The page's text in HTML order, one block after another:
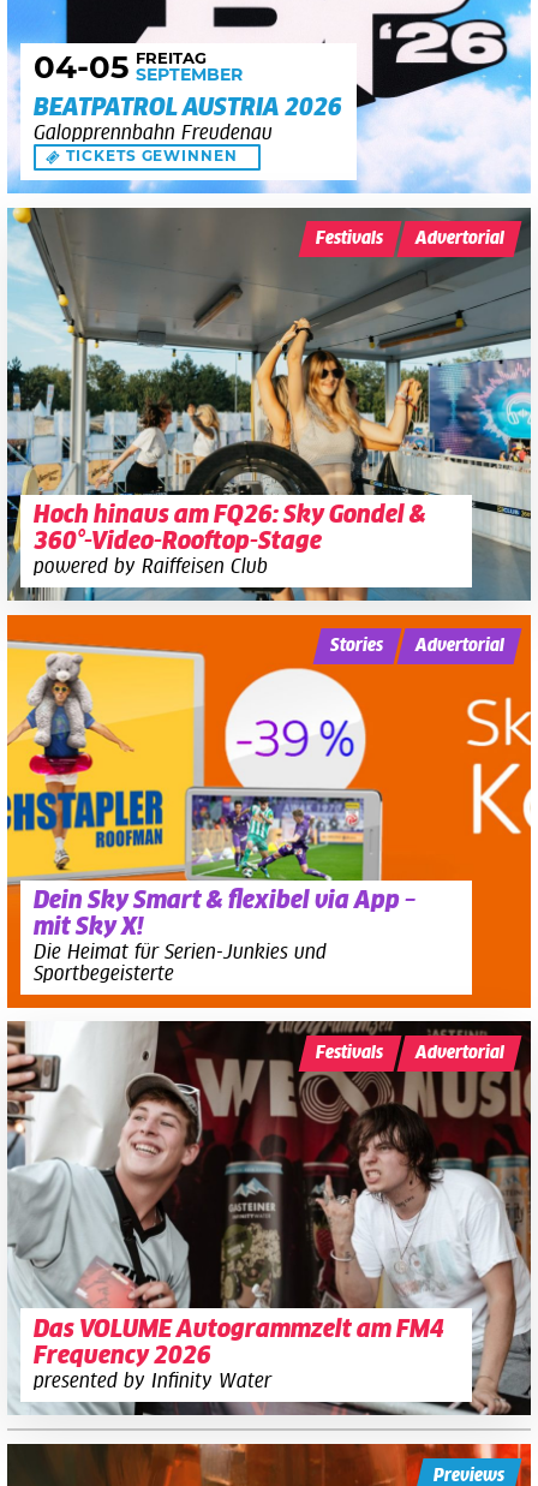
04-05 FREITAG
SEPTEMBER
BEATPATROL AUSTRIA 2026
Galopprennbahn Freudenau
TICKETS GEWINNEN
Hoch hinaus am FQ26: Sky Gondel &
360°-Video-Rooftop-Stage
powered by Raiffeisen Club
Festivals Advertorial
Dein Sky Smart & flexibel via App –
mit Sky X!
Die Heimat für Serien-Junkies und
Sportbegeisterte
Stories Advertorial
Das VOLUME Autogrammzelt am FM4
Frequency 2026
presented by Infinity Water
Festivals Advertorial
Previews